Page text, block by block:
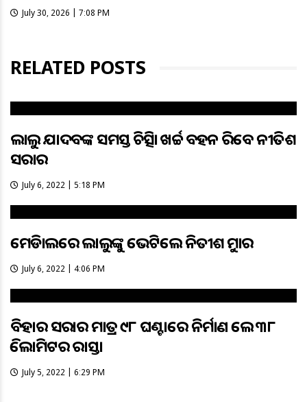
July 30, 2026 | 7:08 PM
RELATED POSTS
ଲାଲୁ ଯାଦବଙ୍କ ସମସ୍ତ ଚିକିତ୍ସା ଖର୍ଚ୍ଚ ବହନ କରିବେ ନୀତିଶ
ସରକାର
July 6, 2022 | 5:18 PM
ମେଡିକାଲରେ ଲାଲୁଙ୍କୁ ଭେଟିଲେ ନିତୀଶ କୁମାର
July 6, 2022 | 4:06 PM
ବିହାର ସରକାର ମାତ୍ର ୯୮ ଘଣ୍ଟାରେ ନିର୍ମାଣ କଲେ ୩୮
କିଲୋମିଟର ରାସ୍ତା
July 5, 2022 | 6:29 PM